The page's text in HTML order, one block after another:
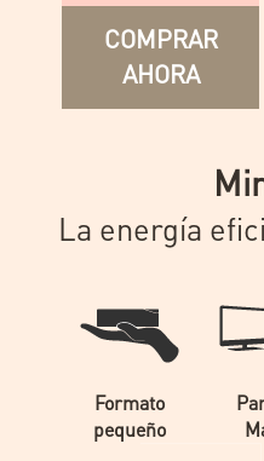
COMPRAR
AHORA
La energía
Formato
pequeño